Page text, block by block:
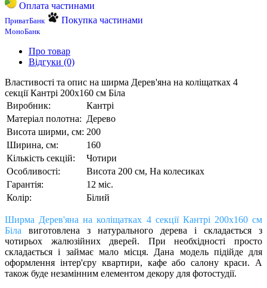
Оплата частинами
ПриватБанк Покупка частинами
МоноБанк
Про товар
Відгуки (0)
Властивості та опис на ширма Дерев'яна на коліщатках 4
секції Кантрі 200х160 см Біла
Виробник:
Кантрі
Матеріал полотна: Дерево
Висота ширми, см: 200
Ширина, см:
160
Кількість секцій:
Чотири
Особливості:
Висота 200 см, На колесиках
Гарантія:
12 міс.
Колір:
Білий
Ширма Дерев'яна на коліщатках 4 секції Кантрі 200х160 см
Біла виготовлена ​​з натурального дерева і складається з
чотирьох жалюзійних дверей. При необхідності просто
складається і займає мало місця. Дана модель підійде для
оформлення інтер'єру квартири, кафе або салону краси. А
також буде незамінним елементом декору для фотостудії.